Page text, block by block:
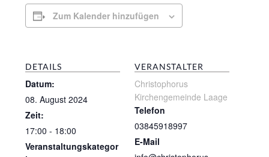
Zum Kalender hinzufügen
DETAILS
Datum:
08. August 2024
Zeit:
17:00 - 18:00
Veranstaltungskategor
VERANSTALTER
Christophorus
Kirchengemeinde Laage
Telefon
03845918997
E-Mail